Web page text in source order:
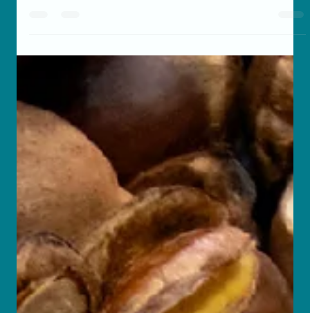
John Kotter e Saul Alinsky coa realidade das aldeas
espectáculo" institucional e defende que a confianza
comunitaria non se recupera con promesas, senón
con resultados tanxibles.